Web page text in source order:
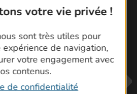
votre vie privée !
sont très utiles pour
de navigation,
votre engagement avec
contenus.
de confidentialité
du Gard en famille
de Nîmes
en Camargue
en Cévennes